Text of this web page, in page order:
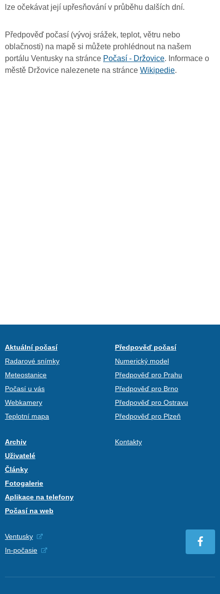
lze očekávat její upřesňování v průběhu dalších dní.
Předpověď počasí (vývoj srážek, teplot, větru nebo
oblačnosti) na mapě si můžete prohlédnout na našem
portálu Ventusky na stránce Počasí - Držovice. Informace o
městě Držovice nalezenete na stránce Wikipedie.
Aktuální počasí
Radarové snímky
Meteostanice
Počasí u vás
Webkamery
Teplotní mapa
Předpověď počasí
Numerický model
Předpověď pro Prahu
Předpověď pro Brno
Předpověď pro Ostravu
Předpověď pro Plzeň
Archiv
Uživatelé
Články
Fotogalerie
Aplikace na telefony
Počasí na web
Kontakty
Ventusky
In-počasie